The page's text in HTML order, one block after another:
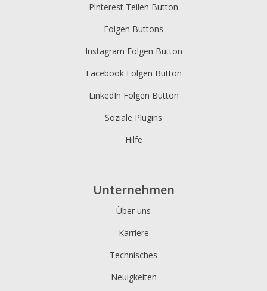
Pinterest Teilen Button
Folgen Buttons
Instagram Folgen Button
Facebook Folgen Button
LinkedIn Folgen Button
Soziale Plugins
Hilfe
Unternehmen
Über uns
Karriere
Technisches
Neuigkeiten